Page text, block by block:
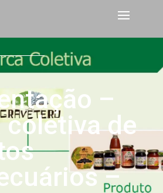
–
coletiva de
–